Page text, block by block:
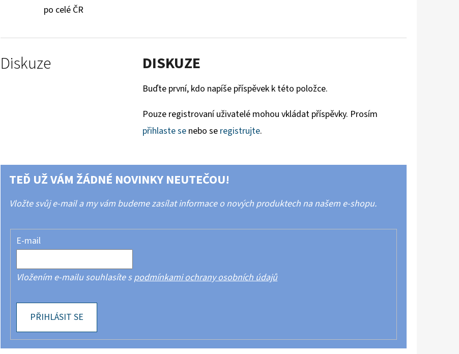
po celé ČR
Diskuze DISKUZE
Buďte první, kdo napíše příspěvek k této položce.
Pouze registrovaní uživatelé mohou vkládat příspěvky. Prosím
přihlaste se nebo se registrujte.
TEĎ UŽ VÁM ŽÁDNÉ NOVINKY NEUTEČOU!
Vložte svůj e-mail a my vám budeme zasílat informace o nových produktech na našem e-shopu.
E-mail
Vložením e-mailu souhlasíte spodmínkami ochrany osobních údajů
PŘIHLÁSIT SE